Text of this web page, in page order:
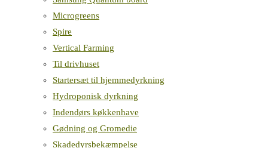
Microgreens
Spire
Vertical Farming
Til drivhuset
Startersæt til hjemmedyrkning
Hydroponisk dyrkning
Indendørs køkkenhave
Gødning og Gromedie
Skadedyrsbekæmpelse